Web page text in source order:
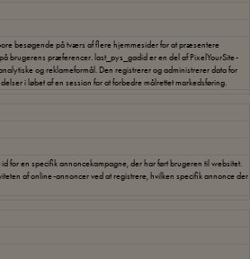
besøgende på tværs af flere hjemmesider for at præsentere
brugerens præferencer. last_pys_gadid er en del af PixelYourSite-
og reklameformål. Den registrerer og administrerer data for
i løbet af en session for at forbedre målrettet markedsføring.
for en specifik annoncekampagne, der har ført brugeren til websitet.
af online-annoncer ved at registrere, hvilken specifik annonce der